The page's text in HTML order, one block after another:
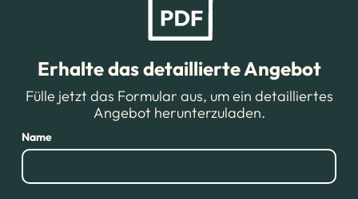
Erhalte das detaillierte Angebot
Fülle jetzt das Formular aus, um ein detailliertes
Angebot herunterzuladen.
Name